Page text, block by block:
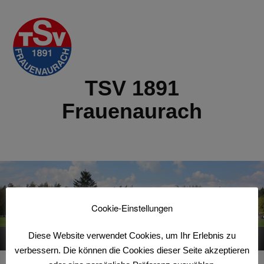
TSV 1891
Frauenaurach
Menu
Cookie-Einstellungen
Diese Website verwendet Cookies, um Ihr Erlebnis zu
verbessern. Die können die Cookies dieser Seite akzeptieren